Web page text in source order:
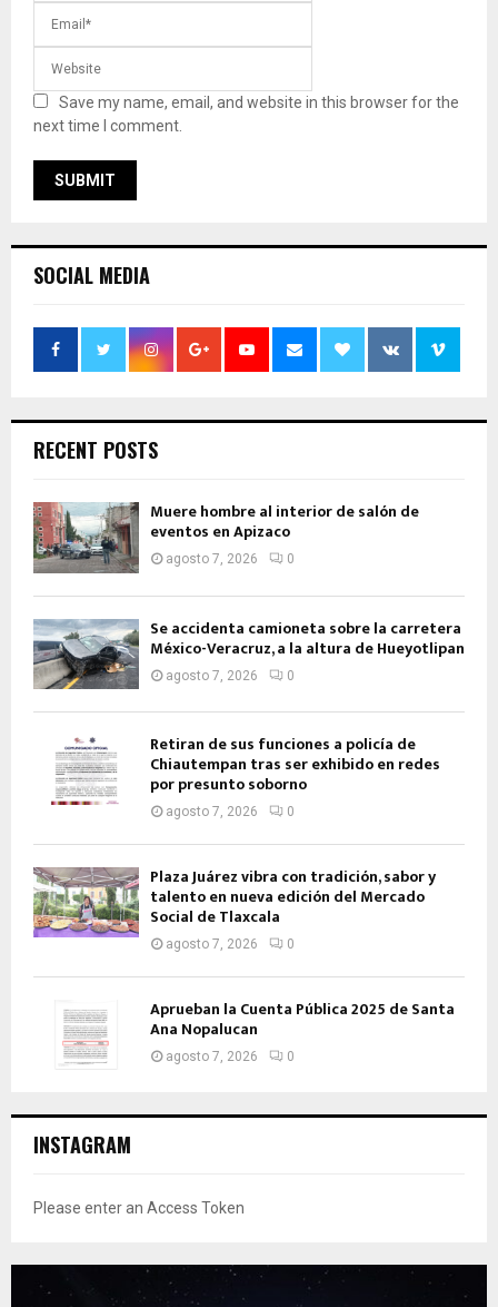
Save my name, email, and website in this browser for the
next time I comment.
SOCIAL MEDIA
RECENT POSTS
Muere hombre al interior de salón de
eventos en Apizaco
agosto 7, 2026 0
Se accidenta camioneta sobre la carretera
México-Veracruz, a la altura de Hueyotlipan
agosto 7, 2026 0
Retiran de sus funciones a policía de
Chiautempan tras ser exhibido en redes
por presunto soborno
agosto 7, 2026 0
Plaza Juárez vibra con tradición, sabor y
talento en nueva edición del Mercado
Social de Tlaxcala
agosto 7, 2026 0
Aprueban la Cuenta Pública 2025 de Santa
Ana Nopalucan
agosto 7, 2026 0
INSTAGRAM
Please enter an Access Token